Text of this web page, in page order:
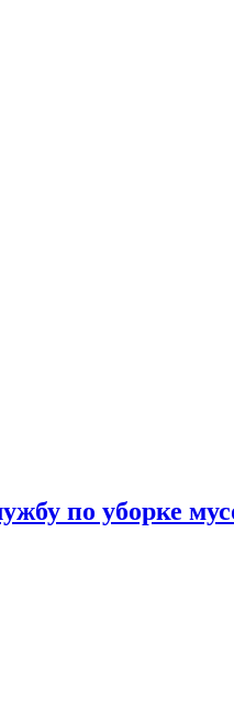
по уборке